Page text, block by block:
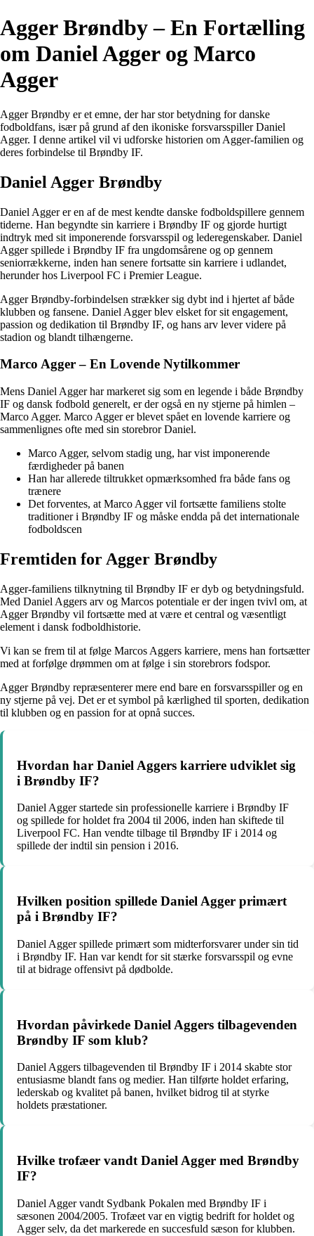
Agger Brøndby – En Fortælling
om Daniel Agger og Marco
Agger
Agger Brøndby er et emne, der har stor betydning for danske
fodboldfans, især på grund af den ikoniske forsvarsspiller Daniel
Agger. I denne artikel vil vi udforske historien om Agger-familien og
deres forbindelse til Brøndby IF.
Daniel Agger Brøndby
Daniel Agger er en af de mest kendte danske fodboldspillere gennem
tiderne. Han begyndte sin karriere i Brøndby IF og gjorde hurtigt
indtryk med sit imponerende forsvarsspil og lederegenskaber. Daniel
Agger spillede i Brøndby IF fra ungdomsårene og op gennem
seniorrækkerne, inden han senere fortsatte sin karriere i udlandet,
herunder hos Liverpool FC i Premier League.
Agger Brøndby-forbindelsen strækker sig dybt ind i hjertet af både
klubben og fansene. Daniel Agger blev elsket for sit engagement,
passion og dedikation til Brøndby IF, og hans arv lever videre på
stadion og blandt tilhængerne.
Marco Agger – En Lovende Nytilkommer
Mens Daniel Agger har markeret sig som en legende i både Brøndby
IF og dansk fodbold generelt, er der også en ny stjerne på himlen –
Marco Agger. Marco Agger er blevet spået en lovende karriere og
sammenlignes ofte med sin storebror Daniel.
Marco Agger, selvom stadig ung, har vist imponerende
færdigheder på banen
Han har allerede tiltrukket opmærksomhed fra både fans og
trænere
Det forventes, at Marco Agger vil fortsætte familiens stolte
traditioner i Brøndby IF og måske endda på det internationale
fodboldscen
Fremtiden for Agger Brøndby
Agger-familiens tilknytning til Brøndby IF er dyb og betydningsfuld.
Med Daniel Aggers arv og Marcos potentiale er der ingen tvivl om, at
Agger Brøndby vil fortsætte med at være et central og væsentligt
element i dansk fodboldhistorie.
Vi kan se frem til at følge Marcos Aggers karriere, mens han fortsætter
med at forfølge drømmen om at følge i sin storebrors fodspor.
Agger Brøndby repræsenterer mere end bare en forsvarsspiller og en
ny stjerne på vej. Det er et symbol på kærlighed til sporten, dedikation
til klubben og en passion for at opnå succes.
Hvordan har Daniel Aggers karriere udviklet sig
i Brøndby IF?
Daniel Agger startede sin professionelle karriere i Brøndby IF
og spillede for holdet fra 2004 til 2006, inden han skiftede til
Liverpool FC. Han vendte tilbage til Brøndby IF i 2014 og
spillede der indtil sin pension i 2016.
Hvilken position spillede Daniel Agger primært
på i Brøndby IF?
Daniel Agger spillede primært som midterforsvarer under sin tid
i Brøndby IF. Han var kendt for sit stærke forsvarsspil og evne
til at bidrage offensivt på dødbolde.
Hvordan påvirkede Daniel Aggers tilbagevenden
Brøndby IF som klub?
Daniel Aggers tilbagevenden til Brøndby IF i 2014 skabte stor
entusiasme blandt fans og medier. Han tilførte holdet erfaring,
lederskab og kvalitet på banen, hvilket bidrog til at styrke
holdets præstationer.
Hvilke trofæer vandt Daniel Agger med Brøndby
IF?
Daniel Agger vandt Sydbank Pokalen med Brøndby IF i
sæsonen 2004/2005. Trofæet var en vigtig bedrift for holdet og
Agger selv, da det markerede en succesfuld sæson for klubben.